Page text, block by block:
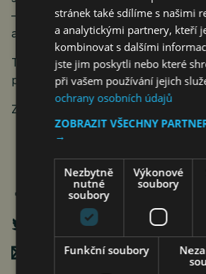
– cílem však není jen lepší „čas v
ale především více„času ve štěstí“.
Tyto diskuse společně naznačují
péče o diabetiky: od monitorování
Zdroj: AGP & DTx Summit
Poslat mailem
stránek také sdílíme s našimi
a analytickými partnery, kteří
kombinovat s dalšími
jste jim poskytli nebo které
při vašem používání jejich
ochrany osobních údajů
ZOBRAZIT VŠECHNY
→
Nezbytně
nutné
soubory
Výkonové
soubory
Funkční soubory